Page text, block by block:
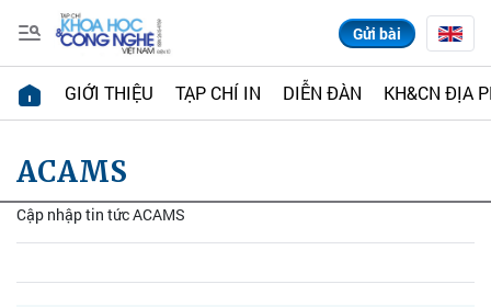
Gửi bài
GIỚI THIỆU TẠP CHÍ IN DIỄN ĐÀN KH&CN ĐỊA
ACAMS
Cập nhập tin tức ACAMS